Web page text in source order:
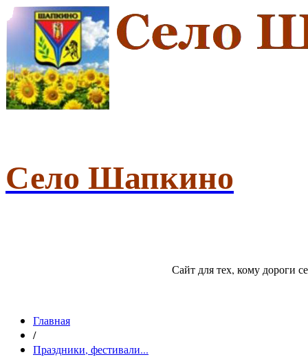
Село Шапкино
Сайт для тех, кому дороги
Главная
/
Праздники, фестивали...